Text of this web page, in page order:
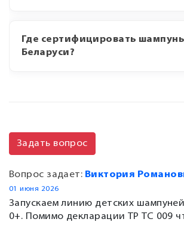
Где сертифицировать
Беларуси?
Задать вопрос
Вопрос задает: Виктория
01 июня 2026
Запускаем линию детских шампуней
0+. Помимо декларации ТР ТС 009